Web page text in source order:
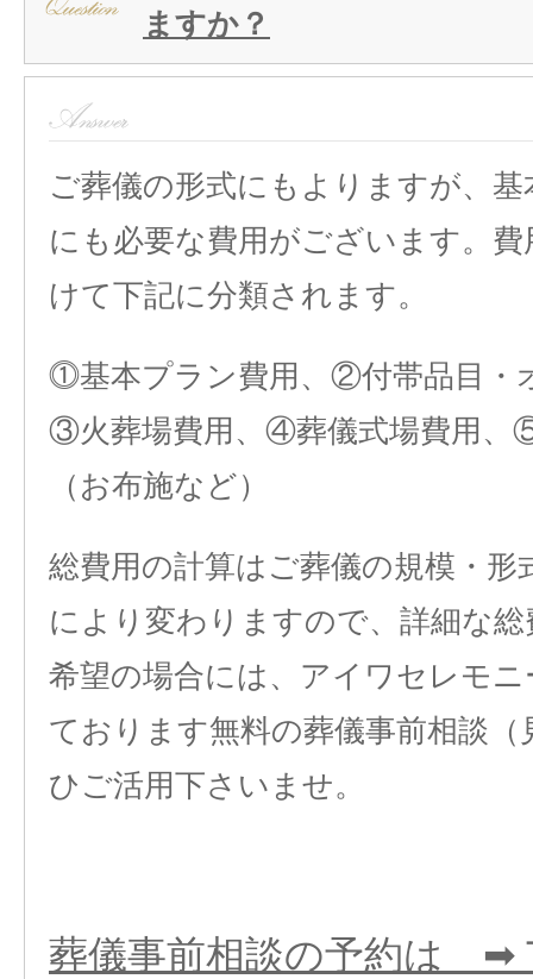
ますか？
ご葬儀の形式にもよりますが、
にも必要な費用がございます。
けて下記に分類されます。
⓵基本プラン費用、②付帯品目・
③火葬場費用、④葬儀式場費用、
（お布施など）
総費用の計算はご葬儀の規模・形
により変わりますので、詳細な
希望の場合には、アイワセレモ
ております無料の葬儀事前相談（
ひご活用下さいませ。
葬儀事前相談の予約は ➡